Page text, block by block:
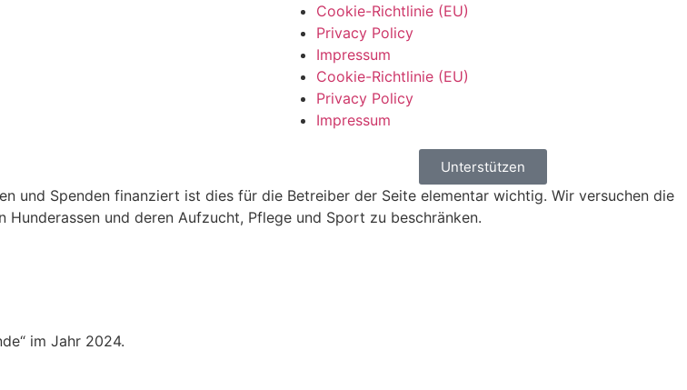
Cookie-Richtlinie (EU)
Privacy Policy
Impressum
Cookie-Richtlinie (EU)
Privacy Policy
Impressum
Unterstützen
und Spenden finanziert ist dies für die Betreiber der Seite elementar wichtig. Wir versuchen die
und deren Aufzucht, Pflege und Sport zu beschränken.
im Jahr 2024.